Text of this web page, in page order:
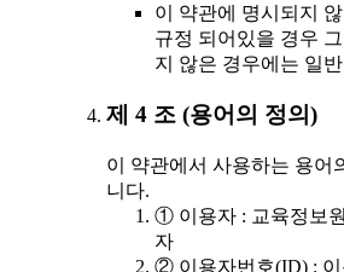
이 약관에 명시되지
규정 되어있을 경우
지 않은 경우에는 일
제 4 조 (용어의 정의)
이 약관에서 사용하는 용어
니다.
① 이용자 : 교육정보
자
② 이용자번호(ID) : 이